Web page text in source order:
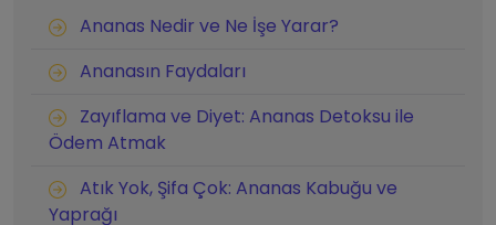
Ananas Nedir ve Ne İşe Yarar?
Ananasın Faydaları
Zayıflama ve Diyet: Ananas Detoksu ile
Ödem Atmak
Atık Yok, Şifa Çok: Ananas Kabuğu ve
Yaprağı